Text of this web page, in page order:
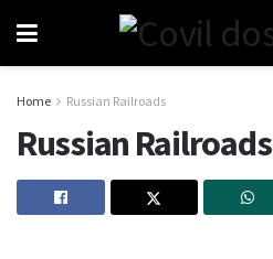
Home Russian Railroads
Russian Railroads